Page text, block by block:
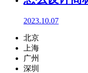
2023.10.07
北京
上海
广州
深圳